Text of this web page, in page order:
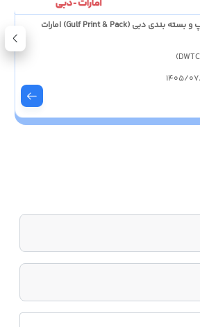
نمایشگاه بین المللی چاپ و بسته بندی دبی (Gulf Print & Pack) امارات